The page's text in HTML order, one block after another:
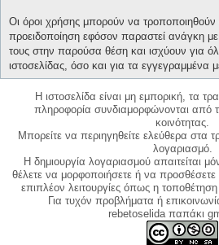
Οι όροι χρήσης μπορούν να
προειδοποίηση εφόσον παραστεί ανάγκη
τους στην παρούσα θέση και ισχύουν για
ιστοσελίδας, όσο και για τα εγγεγραμμένα
Η ιστοσελίδα είναι μη εμπορική, τα
πληροφορία συνδιαμορφώνονται από
κοινότητας.
Μπορείτε να περιηγηθείτε ελεύθερα στα
λογαριασμό.
Η δημιουργία λογαριασμού απαιτείται
θέλετε να μορφοποιήσετε ή να
επιπλέον λειτουργίες όπως η
Για τυχόν προβλήματα ή
rebetoselida παπάκι